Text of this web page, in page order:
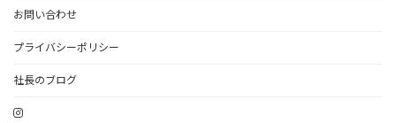
お問い合わせ
プライバシーポリシー
社長のブログ